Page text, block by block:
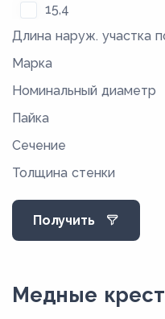
15,4
16,4
18,4
19
21
23
27
32
32,5
Длина наруж. участка
Марка
Номинальный диаметр
Пайка
Сечение
Толщина стенки
Получить
Медные